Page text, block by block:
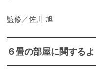
監修／佐川 旭
６畳の部屋に関する